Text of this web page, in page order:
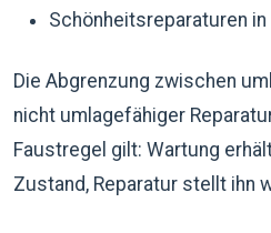
Schönheitsreparaturen
Die Abgrenzung zwischen
nicht umlagefähiger
Faustregel gilt: Wartung
Zustand, Reparatur stellt ihn